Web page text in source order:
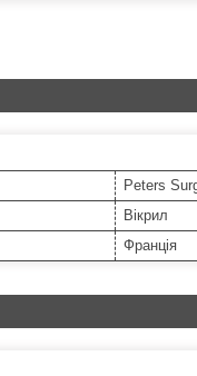
Peters
Вікрил
Франція